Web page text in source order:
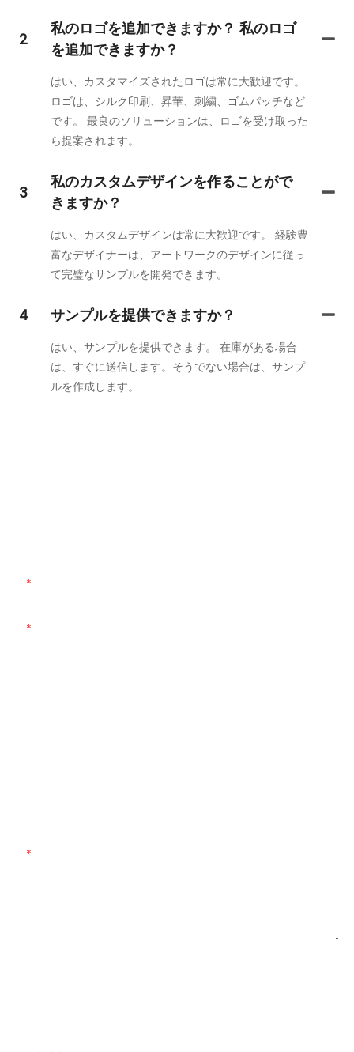
2
私のロゴを追加できますか？ 私のロゴ
を追加できますか？
はい、カスタマイズされたロゴは常に大歓迎です。
ロゴは、シルク印刷、昇華、刺繍、ゴムパッチなど
です。 最良のソリューションは、ロゴを受け取った
ら提案されます。
3
私のカスタムデザインを作ることがで
きますか？
はい、カスタムデザインは常に大歓迎です。 経験豊
富なデザイナーは、アートワークのデザインに従っ
て完璧なサンプルを開発できます。
4 サンプルを提供できますか？
はい、サンプルを提供できます。 在庫がある場合
は、すぐに送信します。そうでない場合は、サンプ
ルを作成します。